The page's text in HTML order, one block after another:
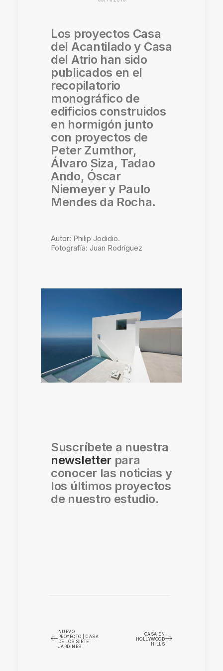
Los proyectos Casa
del Acantilado y Casa
del Atrio han sido
publicados en el
recopilatorio
monográfico de
edificios construidos
en hormigón junto
con proyectos de
Peter Zumthor,
Álvaro Siza, Tadao
Ando, Óscar
Niemeyer y Paulo
Mendes da Rocha.
Autor: Philip Jodidio.
Fotografía: Juan Rodríguez
Suscríbete a nuestra
newsletter para
conocer las noticias y
los últimos proyectos
de nuestro estudio.
NUEVO
PROYECTO | CASA
DE LOS SIETE
JARDINES
CASA EN
HOLLYWOOD
HILLS